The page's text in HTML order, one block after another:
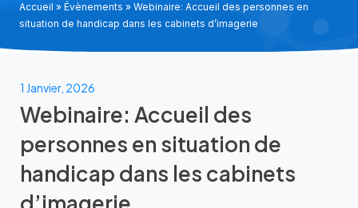
Accueil » Évènements » Webinaire: Accueil des personnes en
situation de handicap dans les cabinets d’imagerie
Webinaire: Accueil des
personnes en situation de
handicap dans les cabinets
1 Janvier, 2026